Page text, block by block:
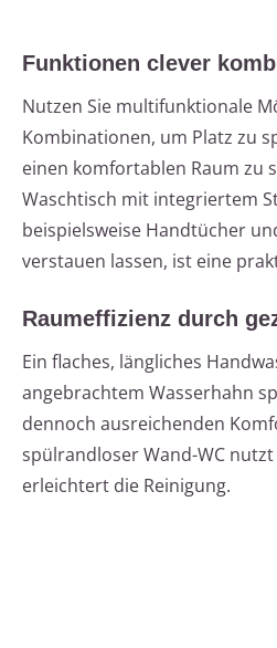
Funktionen clever
Nutzen Sie multifunktionale
Kombinationen, um Platz zu
einen komfortablen Raum zu
Waschtisch mit integriertem
beispielsweise Handtücher
verstauen lassen, ist eine
Raumeffizienz durch
Ein flaches, längliches
angebrachtem Wasserhahn
dennoch ausreichenden
spülrandloser Wand-WC
erleichtert die Reinigung.